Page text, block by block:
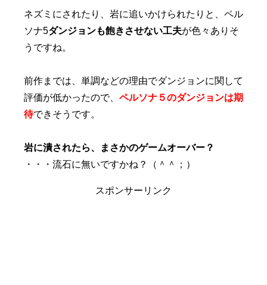
ネズミにされたり、岩に追いかけられたりと、ペル
ソナ5ダンジョンも飽きさせない工夫が色々ありそ
うですね。
前作までは、単調などの理由でダンジョンに関して
評価が低かったので、 ペルソナ５のダンジョンは期
待できそうです。
岩に潰されたら、まさかのゲームオーバー？
・・・流石に無いですかね？（＾＾；）
スポンサーリンク